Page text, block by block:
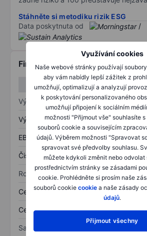
Využívání cookies
Naše webové stránky používají
aby vám nabídly lepší zážitek z
umožňují, optimalizují a analyzují
k poskytování personalizovaného
umožňují připojení k sociálním
možnosti "Přijmout vše" souhlasíte
souborů cookie a souvisejícím
údajů. Výběrem možnosti "Spravovat
spravovat své předvolby souhlasu.
můžete kdykoli změnit nebo odvolat
prostřednictvím stránky se zásadami
cookie. Prohlédněte si prosím naše
souborů cookie cookie a naše zásady
údajů.
Přijmout všechny
Stáhněte si metodiku rizik ESG
Data poskytnuta od
/
Finanční informace
1.
Výkaz zisku a ztráty
Výnos
EBITDA
Čistý příjem
Rozvaha
Celková aktiva
Celkový dluh
Sazby